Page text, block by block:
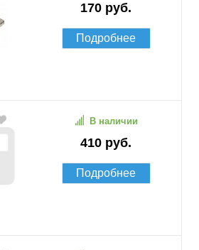
170 руб.
Подробнее
410 руб.
В наличии
Подробнее